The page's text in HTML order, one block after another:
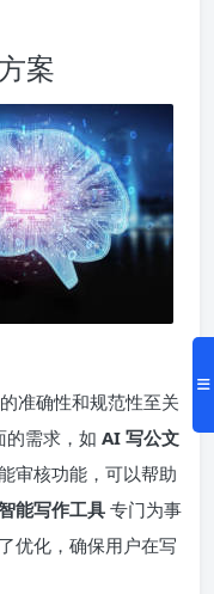
案
准确性和规范性至关
的需求，如 AI 写公文
审核功能，可以帮助
能写作工具 专门为事
优化，确保用户在写